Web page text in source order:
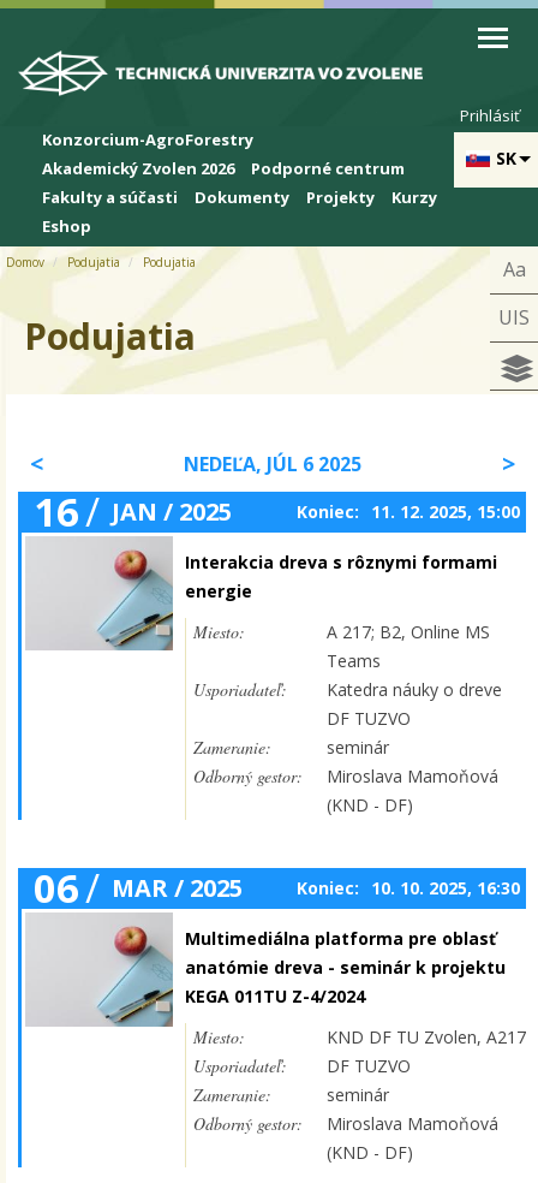
Skip to cookies
Skip to navigation
Skočiť na hlavný obsah
SK
Prihlásiť
Konzorcium-AgroForestry
Akademický Zvolen 2026
Podporné centrum
Fakulty a súčasti
Dokumenty Projekty
Kurzy
Eshop
Aa
UIS
Domov Podujatia Podujatia
Podujatia
NEDEĽA, JÚL 6 2025
16/ JAN / 2025 Koniec: 11. 12. 2025, 15:00
Interakcia dreva s rôznymi formami
energie
Miesto:
A 217; B2, Online MS
Teams
Usporiadateľ:
Katedra náuky o dreve
DF TUZVO
Zameranie:
seminár
Odborný gestor:
Miroslava Mamoňová
(KND - DF)
06/ MAR / 2025 Koniec: 10. 10. 2025, 16:30
Multimediálna platforma pre oblasť
anatómie dreva - seminár k projektu
KEGA 011TU Z-4/2024
Miesto:
KND DF TU Zvolen, A217
Usporiadateľ:
DF TUZVO
Zameranie:
seminár
Odborný gestor:
Miroslava Mamoňová
(KND - DF)